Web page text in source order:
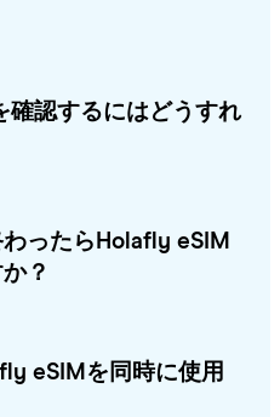
確認するにはどうすれ
ったらHolafly eSIM
？
eSIMを同時に使用